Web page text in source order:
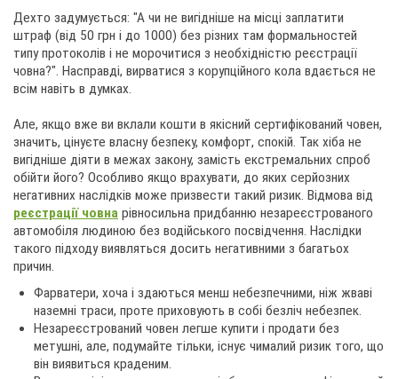
Дехто задумується: "А чи не вигідніше на місці заплатити
штраф (від 50 грн і до 1000) без різних там формальностей
типу протоколів і не морочитися з необхідністю реєстрації
човна?". Насправді, вирватися з корупційного кола вдається не
всім навіть в думках.
Але, якщо вже ви вклали кошти в якісний сертифікований човен,
значить, цінуєте власну безпеку, комфорт, спокій. Так хіба не
вигідніше діяти в межах закону, замість екстремальних спроб
обійти його? Особливо якщо врахувати, до яких серйозних
негативних наслідків може призвести такий ризик. Відмова від
реєстрації човна рівносильна придбанню незареєстрованого
автомобіля людиною без водійського посвідчення. Наслідки
такого підходу виявляться досить негативними з багатьох
причин.
Фарватери, хоча і здаються менш небезпечними, ніж жваві
наземні траси, проте приховують в собі безліч небезпек.
Незареєстрований човен легше купити і продати без
метушні, але, подумайте тільки, існує чималий ризик того, що
він виявиться краденим.